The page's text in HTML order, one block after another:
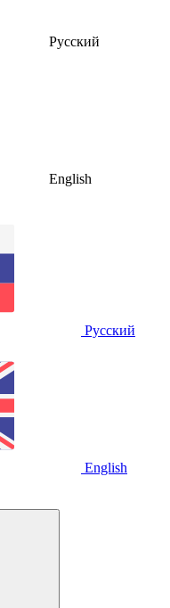
Русский
English
Русский
English